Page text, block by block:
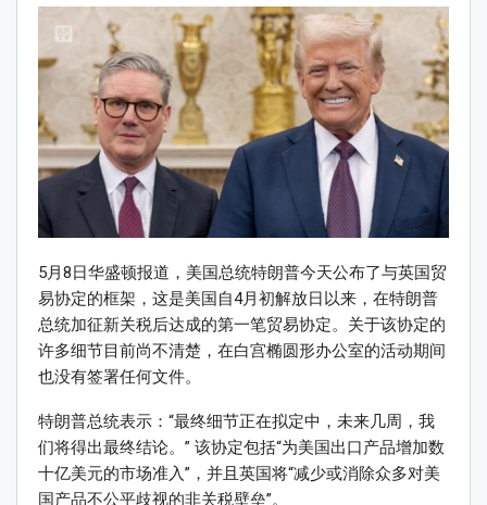
5月8日华盛顿报道，美国总统特朗普今天公布了与英国贸
易协定的框架，这是美国自4月初解放日以来，在特朗普
总统加征新关税后达成的第一笔贸易协定。关于该协定的
许多细节目前尚不清楚，在白宫椭圆形办公室的活动期间
也没有签署任何文件。
特朗普总统表示：“最终细节正在拟定中，未来几周，我
们将得出最终结论。” 该协定包括“为美国出口产品增加数
十亿美元的市场准入”，并且英国将“减少或消除众多对美
国产品不公平歧视的非关税壁垒”。